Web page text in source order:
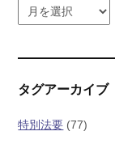
タグアーカイブ
特別法要 (77)